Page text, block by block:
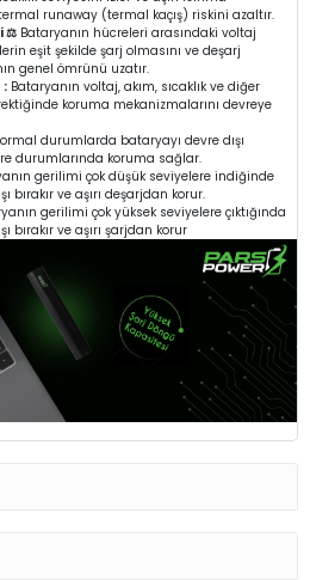
runaway (termal kaçış) riskini azaltır.
⚖️ Bataryanın hücreleri arasındaki voltaj
eşit şekilde şarj olmasını ve deşarj
genel ömrünü uzatır.
: Bataryanın voltaj, akım, sıcaklık ve diğer
koruma mekanizmalarını devreye
durumlarda bataryayı devre dışı
durumlarında koruma sağlar.
gerilimi çok düşük seviyelere indiğinde
bırakır ve aşırı deşarjdan korur.
gerilimi çok yüksek seviyelere çıktığında
bırakır ve aşırı şarjdan korur